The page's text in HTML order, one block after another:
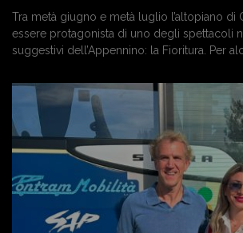
Tra metà giugno e metà luglio l’altopiano di
essere protagonista di uno degli spettacoli
suggestivi dell’Appennino: la Fioritura. Per